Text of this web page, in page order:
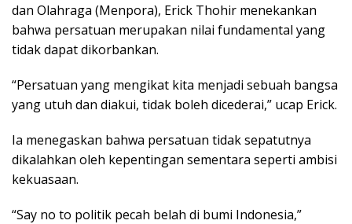
dan Olahraga (Menpora), Erick Thohir menekankan
bahwa persatuan merupakan nilai fundamental yang
tidak dapat dikorbankan.
“Persatuan yang mengikat kita menjadi sebuah bangsa
yang utuh dan diakui, tidak boleh dicederai,” ucap Erick.
Ia menegaskan bahwa persatuan tidak sepatutnya
dikalahkan oleh kepentingan sementara seperti ambisi
kekuasaan.
“Say no to politik pecah belah di bumi Indonesia,”